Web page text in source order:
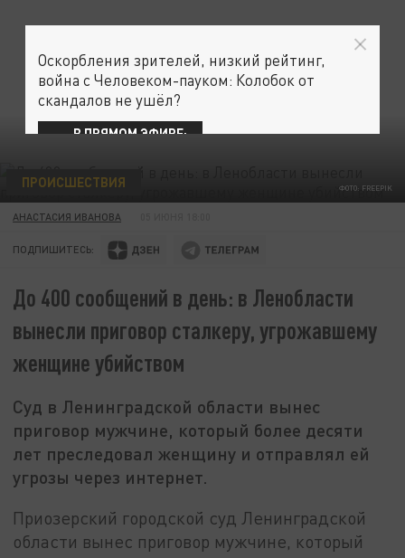
ФОТО: FREEPIK
ПРОИСШЕСТВИЯ
АНАСТАСИЯ ИВАНОВА
ПОДПИШИТЕСЬ:
До 400 сообщений в день: в Ленобласти
вынесли приговор сталкеру, угрожавшему
женщине убийством
Суд в Ленинградской области вынес
приговор мужчине, который более десяти
лет преследовал женщину и отправлял ей
угрозы через интернет.
Приозерский городской суд Ленинградской
области вынес приговор мужчине, который
Оскорбления зрителей, низкий рейтинг,
война с Человеком-пауком: Колобок от
скандалов не ушёл?
В ПРЯМОМ ЭФИРЕ: